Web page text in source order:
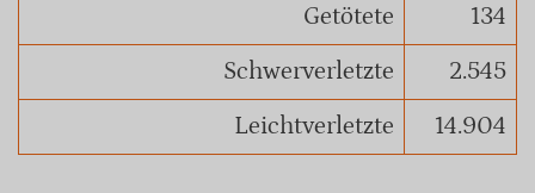
Getötete
134
Schwerverletzte
2.545
Leichtverletzte
14.904